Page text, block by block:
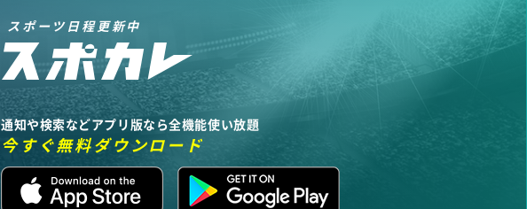
スポーツ日程更新中
通知や検索などアプリ版なら全機能使い放題
今すぐ無料ダウンロード